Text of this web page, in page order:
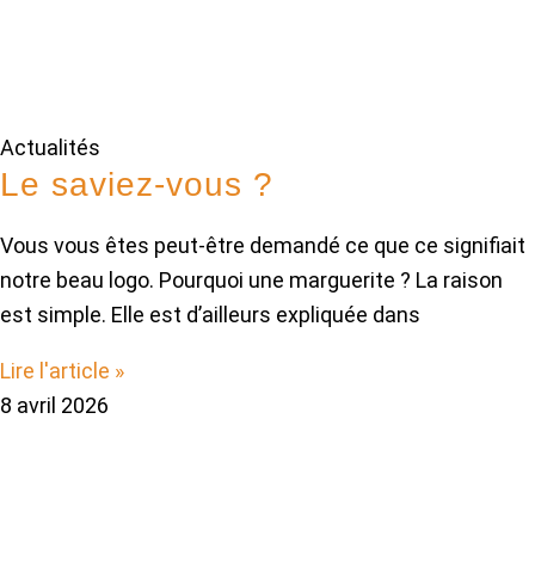
Actualités
Le saviez-vous ?
Vous vous êtes peut-être demandé ce que ce signifiait
notre beau logo. Pourquoi une marguerite ? La raison
est simple. Elle est d’ailleurs expliquée dans
Lire l'article »
8 avril 2026